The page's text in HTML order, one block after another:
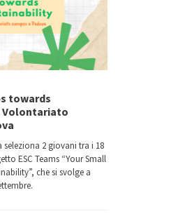
towards
Volontariato
2 giovani tra i 18
ESC Teams “Your Small
che si svolge a